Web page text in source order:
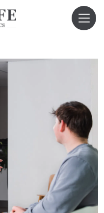
der Osteointegration